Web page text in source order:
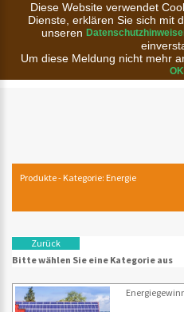
Diese Website verwendet
Dienste, erklären Sie sich mit
unseren
Um diese Meldung nicht mehr
OK
Produkte - Kategorie: Energie
Zurück
Bitte wählen Sie eine Kategorie aus